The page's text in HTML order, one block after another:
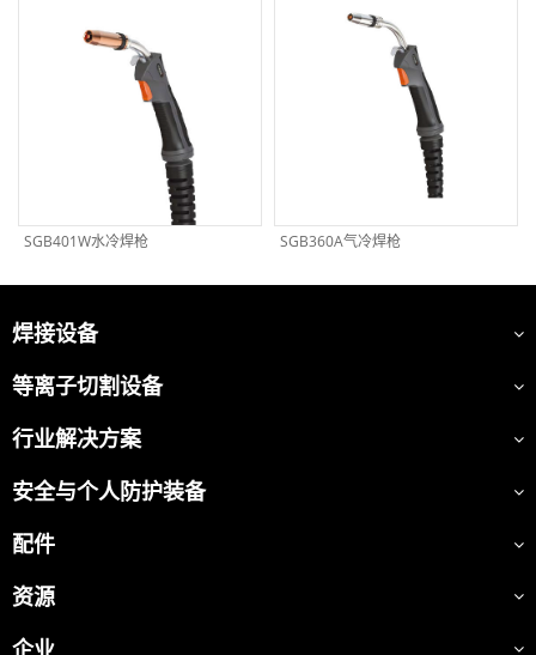
SGB401W水冷焊枪 SGB360A气冷焊枪
焊接设备
等离子切割设备
行业解决方案
安全与个人防护装备
配件
资源
企业